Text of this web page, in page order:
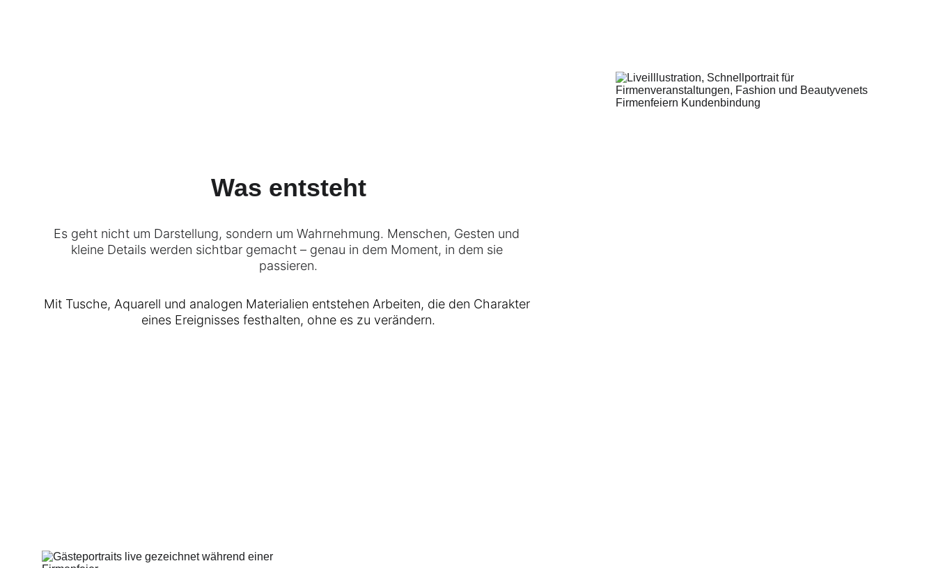
Was entsteht
Es geht nicht um Darstellung, sondern um Wahrnehmung. Menschen, Gesten und
kleine Details werden sichtbar gemacht – genau in dem Moment, in dem sie
passieren.
Mit Tusche, Aquarell und analogen Materialien entstehen Arbeiten, die den Charakter
eines Ereignisses festhalten, ohne es zu verändern.